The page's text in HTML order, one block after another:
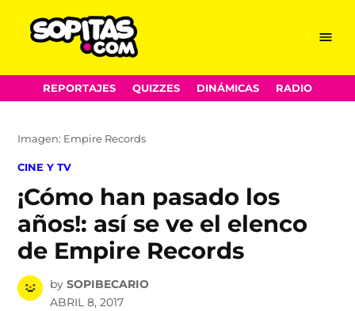
Skip
to
Menu
REPORTAJES QUIZZES DINÁMICAS RADIO
Imagen: Empire Records
POSTED
CINE Y TV
¡Cómo han pasado los
años!: así se ve el elenco
de Empire Records
by SOPIBECARIO
ABRIL 8, 2017